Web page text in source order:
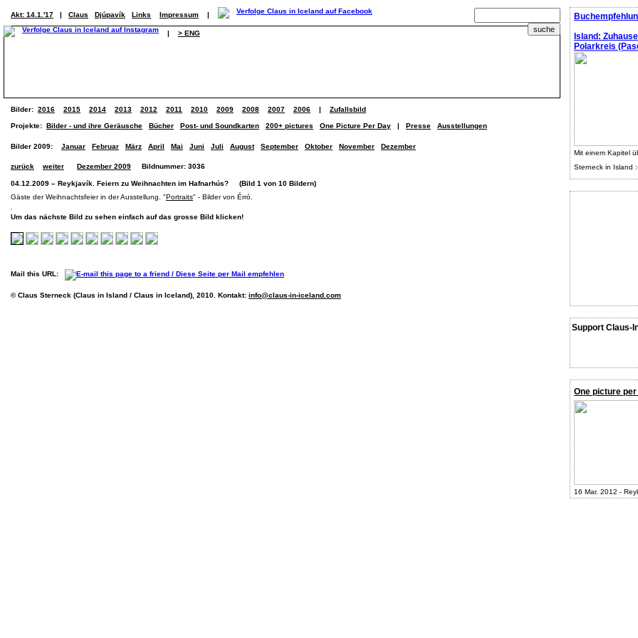
Island:
Polarkreis
Mit einem Kapitel
Sterneck in Island
Support Claus-
One picture
16 Mar. 2012 -
Akt: 14.1.'17 | Claus Djúpavík Links Impressum |
| > ENG
Bilder: 2016 2015 2014 2013 2012 2011 2010 2009 2008 2007 2006 | Zufallsbild
Projekte: Bilder - und ihre Geräusche Bücher Post- und Soundkarten 200+ pictures One Picture Per Day | Presse Ausstellungen
Bilder 2009: Januar Februar März April Mai Juni Juli August September Oktober November Dezember
zurück weiter Dezember 2009 Bildnummer: 3036
04.12.2009 – Reykjavík. Feiern zu Weihnachten im Hafnarhús? (Bild 1 von 10 Bildern)
Gäste der Weihnachtsfeier in der Ausstellung. "Portraits" - Bilder von Érró.
Um das nächste Bild zu sehen einfach auf das grosse Bild klicken!
Mail this URL:
© Claus Sterneck (Claus in Island / Claus in Iceland), 2010. Kontakt: info@claus-in-iceland.com